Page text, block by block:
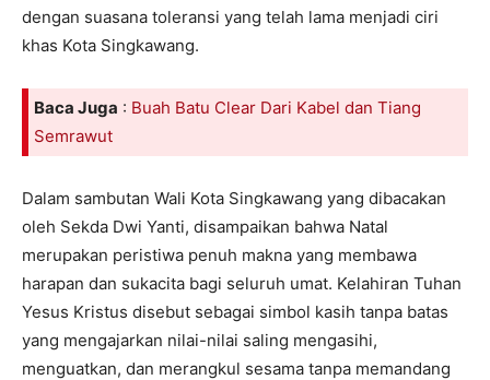
dengan suasana toleransi yang telah lama menjadi ciri
khas Kota Singkawang.
Baca Juga : Buah Batu Clear Dari Kabel dan Tiang
Semrawut
Dalam sambutan Wali Kota Singkawang yang dibacakan
oleh Sekda Dwi Yanti, disampaikan bahwa Natal
merupakan peristiwa penuh makna yang membawa
harapan dan sukacita bagi seluruh umat. Kelahiran Tuhan
Yesus Kristus disebut sebagai simbol kasih tanpa batas
yang mengajarkan nilai-nilai saling mengasihi,
menguatkan, dan merangkul sesama tanpa memandang